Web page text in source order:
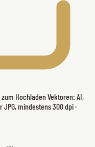
HochladenVektoren: AI,
JPG, mindestens 300 dpi ·